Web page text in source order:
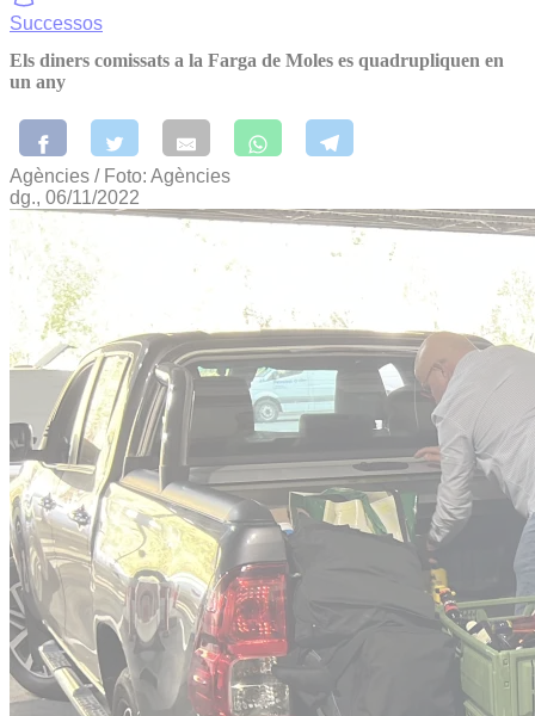
Successos
Els diners comissats a la Farga de Moles es quadrupliquen en
un any
Agències / Foto: Agències
dg., 06/11/2022